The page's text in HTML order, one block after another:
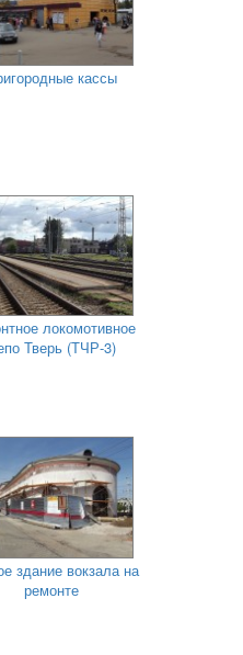
кассы
локомотивное
Тверь (ТЧР-3)
здание вокзала на
ремонте